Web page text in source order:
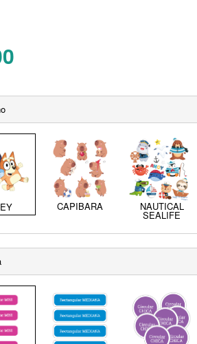
CAPIBARA NAUTICAL
SEALIFE